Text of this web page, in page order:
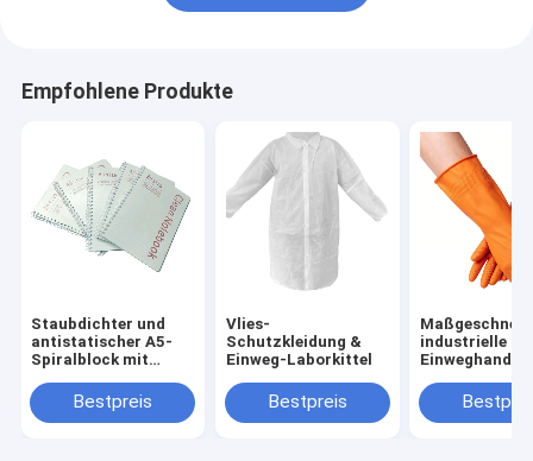
Empfohlene Produkte
Staubdichter und
antistatischer A5-
Spiralblock mit
für den Einsatz in
Laboren
Bestpreis
Vlies-
Schutzkleidung &
Einweg-Laborkittel
Bestpreis
industrielle
blau/orange,
puderfrei, 100